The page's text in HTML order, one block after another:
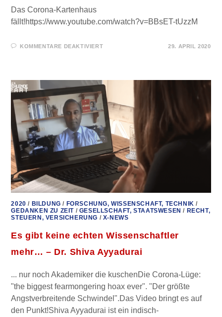
Das Corona-Kartenhaus
fällt!https://www.youtube.com/watch?v=BBsET-tUzzM
KOMMENTARE DEAKTIVIERTFÜR
X-R
ICHTER G
RADE
29. APRIL 2020
2020 / BILDUNG / FORSCHUNG, WISSENSCHAFT, TECHNIK /
GEDANKEN ZU ZEIT / GESELLSCHAFT, STAATSWESEN / RECHT,
STEUERN, VERSICHERUNG / X-NEWS
Es gibt keine echten Wissenschaftler
mehr… – Dr. Shiva Ayyadurai
... nur noch Akademiker die kuschenDie Corona-Lüge:
"the biggest fearmongering hoax ever". "Der größte
Angstverbreitende Schwindel".Das Video bringt es auf
den Punkt!Shiva Ayyadurai ist ein indisch-